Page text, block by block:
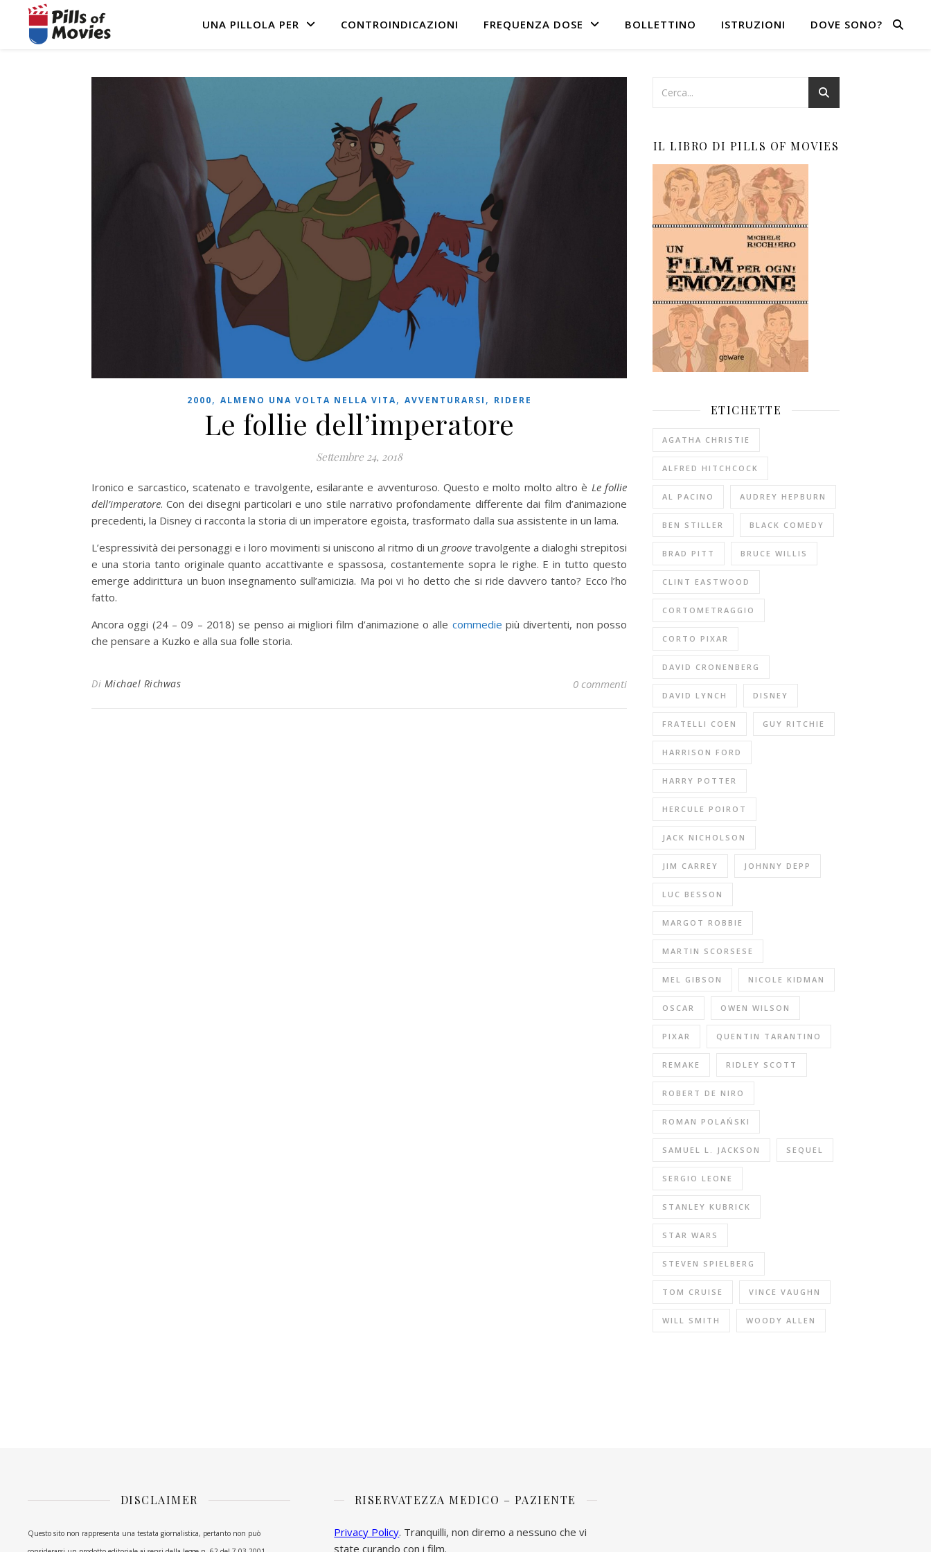
UNA PILLOLA PER CONTROINDICAZIONI FREQUENZA DOSE BOLLETTINO ISTRUZIONI DOVE SONO?
2000, ALMENO UNA VOLTA NELLA VITA, AVVENTURARSI , RIDERE
Le follie dell’imperatore
Settembre 24, 2018
Ironico e sarcastico, scatenato e travolgente, esilarante e avventuroso. Questo e molto molto altro è Le follie
dell’imperatore. Con dei disegni particolari e uno stile narrativo profondamente differente dai film d’animazione
precedenti, la Disney ci racconta la storia di un imperatore egoista, trasformato dalla sua assistente in un lama.
L’espressività dei personaggi e i loro movimenti si uniscono al ritmo di un groove travolgente a dialoghi strepitosi
e una storia tanto originale quanto accattivante e spassosa, costantemente sopra le righe. E in tutto questo
emerge addirittura un buon insegnamento sull’amicizia. Ma poi vi ho detto che si ride davvero tanto? Ecco l’ho
fatto.
Ancora oggi (24 – 09 – 2018) se penso ai migliori film d’animazione o alle commedie più divertenti, non posso
che pensare a Kuzko e alla sua folle storia.
Di Michael Richwas 0 commenti
IL LIBRO DI PILLS OF MOVIES
ETICHETTE
AGATHA CHRISTIE
ALFRED HITCHCOCK
AL PACINO AUDREY HEPBURN
BEN STILLER BLACK COMEDY
BRAD PITT BRUCE WILLIS
CLINT EASTWOOD
CORTOMETRAGGIO
CORTO PIXAR
DAVID CRONENBERG
DAVID LYNCH DISNEY
FRATELLI COEN GUY RITCHIE
HARRISON FORD
HARRY POTTER
HERCULE POIROT
JACK NICHOLSON
JIM CARREY JOHNNY DEPP
LUC BESSON
MARGOT ROBBIE
MARTIN SCORSESE
MEL GIBSON NICOLE KIDMAN
OSCAR OWEN WILSON
PIXAR QUENTIN TARANTINO
REMAKE RIDLEY SCOTT
ROBERT DE NIRO
ROMAN POLAŃSKI
SAMUEL L. JACKSON SEQUEL
SERGIO LEONE
STANLEY KUBRICK
STAR WARS
STEVEN SPIELBERG
TOM CRUISE VINCE VAUGHN
WILL SMITH WOODY ALLEN
DISCLAIMER
Questo sito non rappresenta una testata giornalistica, pertanto non può
RISERVATEZZA MEDICO – PAZIENTE
Privacy Policy. Tranquilli, non diremo a nessuno che vi
state curando con i film.